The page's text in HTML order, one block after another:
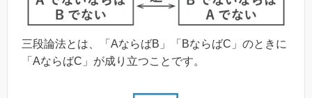
三段論法とは、「AならばB」「BならばC」のときに
「AならばC」が成り立つことです。